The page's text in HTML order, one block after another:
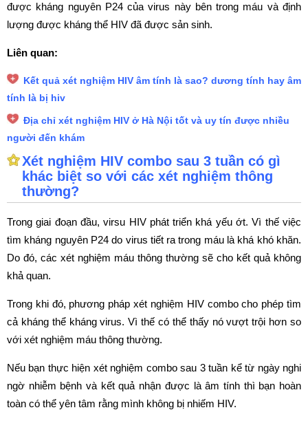
được kháng nguyên P24 của virus này bên trong máu và định
lượng được kháng thể HIV đã được sản sinh.
Liên quan:
Kết quả xét nghiệm HIV âm tính là sao? dương tính hay âm
tính là bị hiv
Địa chỉ xét nghiệm HIV ở Hà Nội tốt và uy tín được nhiều
người đến khám
Xét nghiệm HIV combo sau 3 tuần có gì
khác biệt so với các xét nghiệm thông
thường?
Trong giai đoạn đầu, virsu HIV phát triển khá yếu ớt. Vì thế việc
tìm kháng nguyên P24 do virus tiết ra trong máu là khá khó khăn.
Do đó, các xét nghiệm máu thông thường sẽ cho kết quả không
khả quan.
Trong khi đó, phương pháp xét nghiệm HIV combo cho phép tìm
cả kháng thể kháng virus. Vì thế có thể thấy nó vượt trội hơn so
với xét nghiệm máu thông thường.
Nếu bạn thực hiện xét nghiệm combo sau 3 tuần kể từ ngày nghi
ngờ nhiễm bệnh và kết quả nhận được là âm tính thì bạn hoàn
toàn có thể yên tâm rằng mình không bị nhiếm HIV.